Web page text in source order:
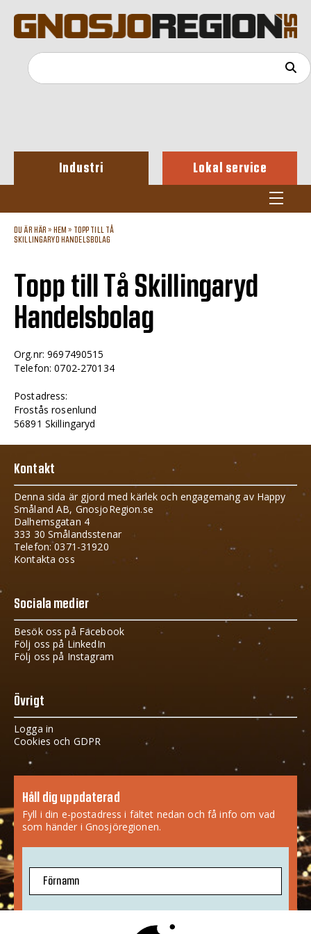
Industri Lokal service
DU ÄR HÄR » HEM » TOPP TILL TÅ
SKILLINGARYD HANDELSBOLAG
Topp till Tå Skillingaryd
Handelsbolag
Org.nr: 9697490515
Telefon: 0702-270134
Postadress:
Frostås rosenlund
56891 Skillingaryd
Kontakt
Denna sida är gjord med kärlek och engagemang av Happy
Småland AB, GnosjoRegion.se
Dalhemsgatan 4
333 30 Smålandsstenar
Telefon: 0371-31920
Kontakta oss
Sociala medier
Besök oss på Facebook
Följ oss på LinkedIn
Följ oss på Instagram
Övrigt
Logga in
Cookies och GDPR
Håll dig uppdaterad
Fyll i din e-postadress i fältet nedan och få info om vad
som händer i Gnosjöregionen.
Förnamn